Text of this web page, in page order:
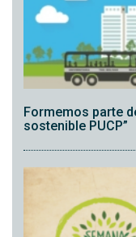
Formemos parte
sostenible PUCP”